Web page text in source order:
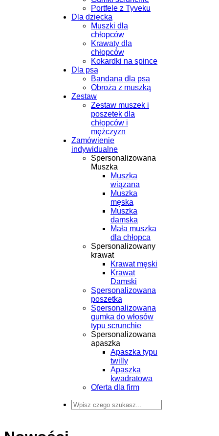
Portfele z Tyveku
Dla dziecka
Muszki dla
chłopców
Krawaty dla
chłopców
Kokardki na spince
Dla psa
Bandana dla psa
Obroża z muszką
Zestaw
Zestaw muszek i
poszetek dla
chłopców i
mężczyzn
Zamówienie
indywidualne
Spersonalizowana
Muszka
Muszka
wiązana
Muszka
męska
Muszka
damska
Mała muszka
dla chłopca
Spersonalizowany
krawat
Krawat męski
Krawat
Damski
Spersonalizowana
poszetka
Spersonalizowana
gumka do włosów
typu scrunchie
Spersonalizowana
apaszka
Apaszka typu
twilly
Apaszka
kwadratowa
Oferta dla firm